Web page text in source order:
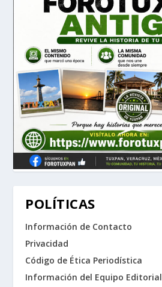
POLÍTICAS
Información de Contacto
Privacidad
Código de Ética Periodística
Información del Equipo Editorial